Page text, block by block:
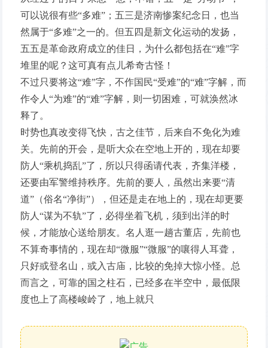
可以说很有些“多难”；五三是济南惨案纪念日，也当
然属于“多难”之一的。但五四是新文化运动的发扬，
五五是革命政府成立的佳日，为什么都包括在“难”字
堆里的呢？这可真有点儿希奇古怪！
不过只要将这“难”字，不作国民“受难”的“难”字解，而
作令人“为难”的“难”字解，则一切困难，可就涣然冰
释了。
时势也真改变得飞快，古之佳节，后来自不免化为难
关。先前的开会，是听大众在空地上开的，现在却要
防人“乘机捣乱”了，所以只得函请代表，齐集洋楼，
还要由军警维持秩序。先前的要人，虽然出来要“清
道”（俗名“净街”），但还是走在地上的，现在却更要
防人“谋为不轨”了，必得坐着飞机，须到出洋的时
候，才能放心送给朋友。名人逛一趟古董店，先前也
不算奇事情的，现在却“微服”“微服”的嚷得人耳聋，
只好或登名山，或入古庙，比较的免掉大惊小怪。总
而言之，可靠的国之柱石，已经多在半空中，最低限
度也上了高楼峻岭了，地上就只